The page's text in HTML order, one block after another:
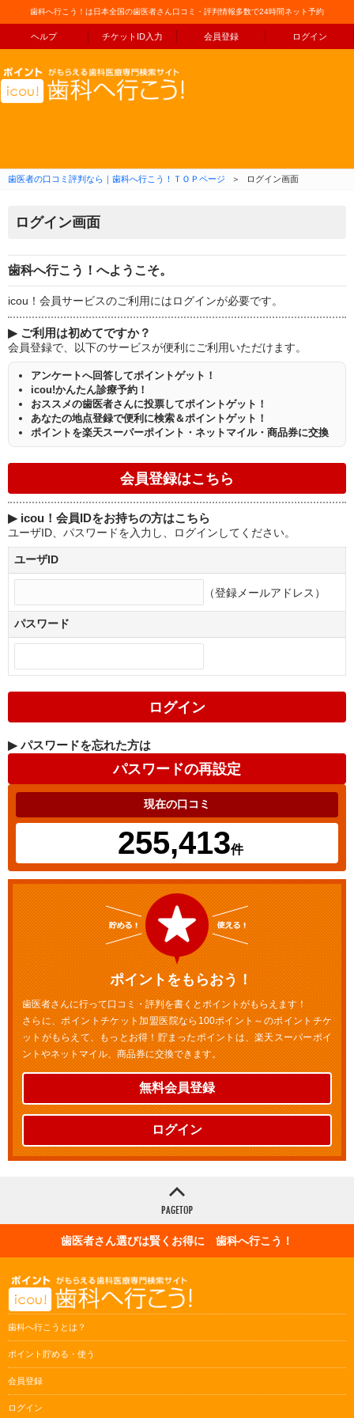
歯科へ行こう！は日本全国の歯医者さん口コミ・評判情報多数で24時間ネット予約
ヘルプ チケットID入力 会員登録 ログイン
コンテンツへ移動
歯医者の口コミ評判なら｜歯科へ行こう！ＴＯＰページ ＞ ログイン画面
ログイン画面
歯科へ行こう！へようこそ。
icou！会員サービスのご利用にはログインが必要です。
▶ ご利用は初めてですか？
会員登録で、以下のサービスが便利にご利用いただけます。
アンケートへ回答してポイントゲット！
icou!かんたん診療予約！
おススメの歯医者さんに投票してポイントゲット！
あなたの地点登録で便利に検索＆ポイントゲット！
ポイントを楽天スーパーポイント・ネットマイル・商品券に交換
▶ icou！会員IDをお持ちの方はこちら
ユーザID、パスワードを入力し、ログインしてください。
ユーザID
（登録メールアドレス）
パスワード
▶ パスワードを忘れた方は
現在の口コミ
255,413件
ポイントをもらおう！
歯医者さんに行って口コミ・評判を書くとポイントがもらえます！
さらに、ポイントチケット加盟医院なら100ポイント～のポイントチケ
ットがもらえて、もっとお得！貯まったポイントは、楽天スーパーポイ
ントやネットマイル、商品券に交換できます。
無料会員登録
ログイン
歯医者さん選びは賢くお得に 歯科へ行こう！
歯科へ行こうとは？
ポイント貯める・使う
会員登録
ログイン